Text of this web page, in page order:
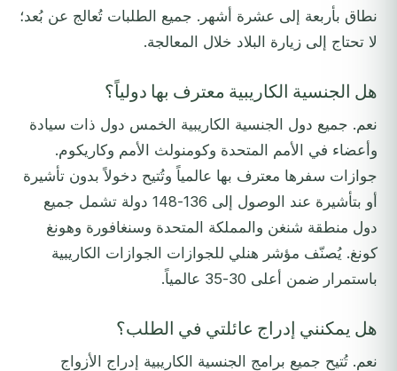
نطاق بأربعة إلى عشرة أشهر. جميع الطلبات تُعالج عن بُعد؛
لا تحتاج إلى زيارة البلاد خلال المعالجة.
هل الجنسية الكاريبية معترف بها دولياً؟
نعم. جميع دول الجنسية الكاريبية الخمس دول ذات سيادة
وأعضاء في الأمم المتحدة وكومنولث الأمم وكاريكوم.
جوازات سفرها معترف بها عالمياً وتُتيح دخولاً بدون تأشيرة
أو بتأشيرة عند الوصول إلى 136-148 دولة تشمل جميع
دول منطقة شنغن والمملكة المتحدة وسنغافورة وهونغ
كونغ. يُصنّف مؤشر هنلي للجوازات الجوازات الكاريبية
باستمرار ضمن أعلى 30-35 عالمياً.
هل يمكنني إدراج عائلتي في الطلب؟
نعم. تُتيح جميع برامج الجنسية الكاريبية إدراج الأزواج